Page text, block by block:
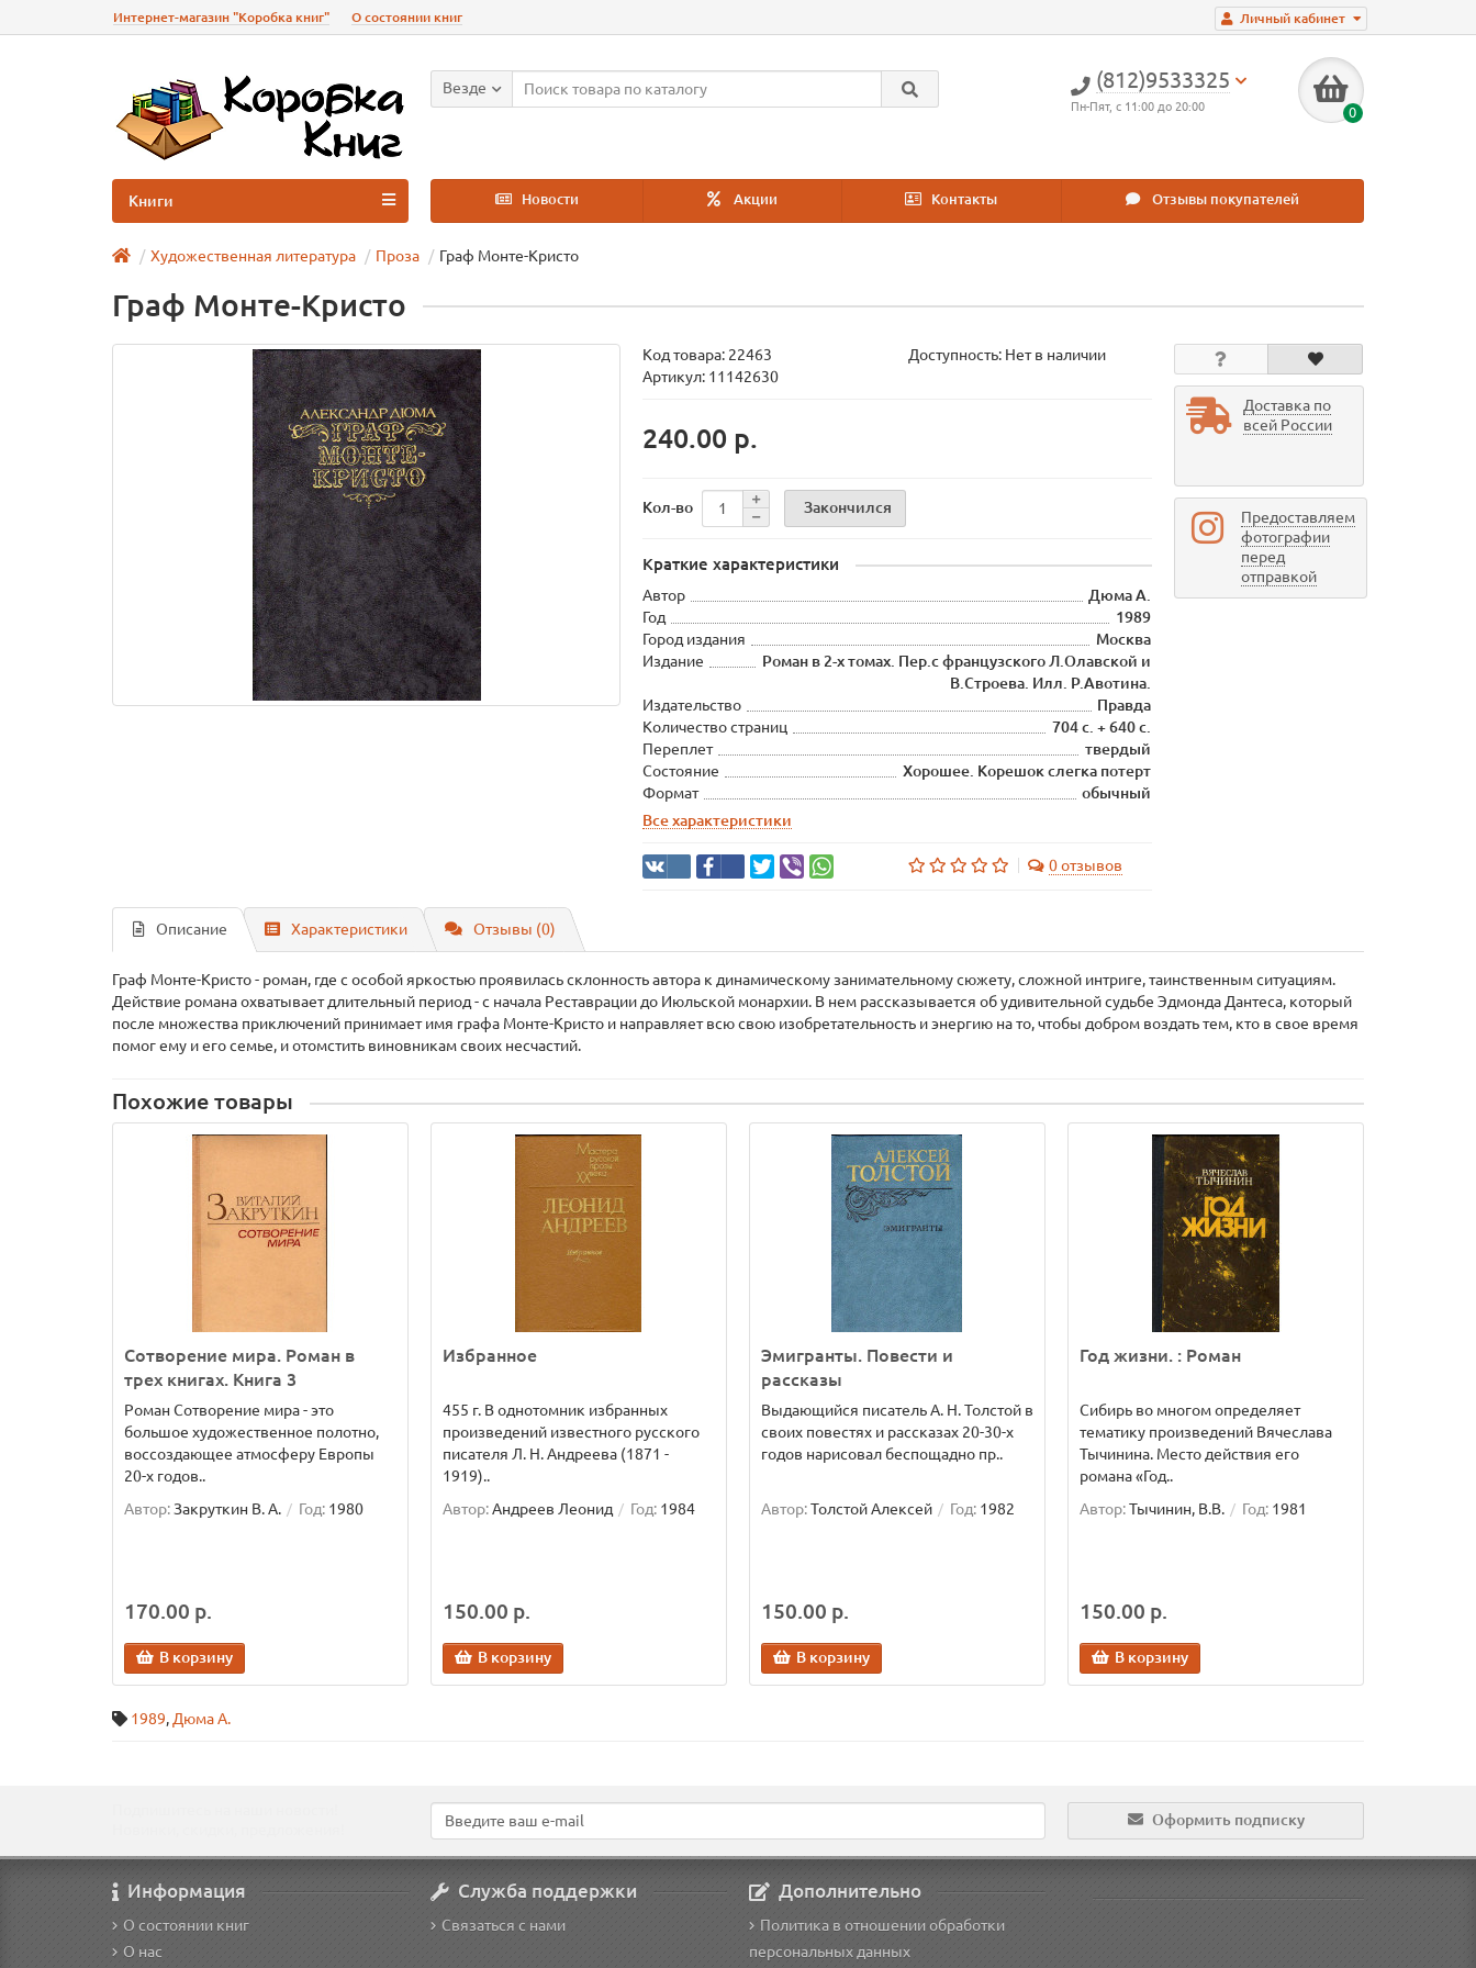
Личный кабинет
Интернет-магазин "Коробка книг" О состоянии книг
(812)9533325
Пн-Пят, с 11:00 до 20:00 0
Везде
Новости Акции Контакты Отзывы покупателей
Книги
Художественная литература Проза Граф Монте-Кристо
Граф Монте-Кристо
Код товара: 22463
Доступность: Нет в наличии
Артикул: 11142630
240.00 р.
Кол-во Закончился
Краткие характеристики
Автор
Дюма А.
Год
1989
Город издания
Москва
Издание
Роман в 2-х томах. Пер.с французского Л.Олавской и
В.Строева. Илл. Р.Авотина.
Издательство
Правда
Количество страниц
704 с. + 640 с.
Переплет
твердый
Состояние
Хорошее. Корешок слегка потерт
Формат
обычный
Все характеристики
0 отзывов
Доставка по
всей России
Предоставляем
фотографии
перед
отправкой
Описание Характеристики Отзывы (0)
Граф Монте-Кристо - роман, где с особой яркостью проявилась склонность автора к динамическому занимательному сюжету, сложной интриге, таинственным ситуациям.
Действие романа охватывает длительный период - с начала Реставрации до Июльской монархии. В нем рассказывается об удивительной судьбе Эдмонда Дантеса, который
после множества приключений принимает имя графа Монте-Кристо и направляет всю свою изобретательность и энергию на то, чтобы добром воздать тем, кто в свое время
помог ему и его семье, и отомстить виновникам своих несчастий.
Похожие товары
Сотворение мира. Роман в
трех книгах. Книга 3
Роман Сотворение мира - это
большое художественное полотно,
воссоздающее атмосферу Европы
20-х годов..
Автор:Закруткин В. А. Год: 1980
170.00 р.
В корзину
Избранное
455 г. В однотомник избранных
произведений известного русского
писателя Л. Н. Андреева (1871 -
1919)..
Автор:Андреев Леонид Год: 1984
150.00 р.
В корзину
Эмигранты. Повести и
рассказы
Выдающийся писатель А. Н. Толстой в
своих повестях и рассказах 20-30-х
годов нарисовал беспощадно пр..
Автор:Толстой Алексей Год: 1982
150.00 р.
В корзину
Год жизни. : Роман
Cибирь во многом определяет
тематику произведений Вячеслава
Тычинина. Место действия его
романа «Год..
Автор:Тычинин, В.В. Год: 1981
150.00 р.
В корзину
1989, Дюма А.
Оформить подписку
Информация
О состоянии книг
О нас
Служба поддержки
Связаться с нами
Дополнительно
Политика в отношении обработки
персональных данных